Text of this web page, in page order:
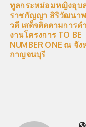
ทูลกระหม่อมหญิงอุบ
ราชกัญญา สิริวัฒนา
วดี เสด็จติดตามการด
งานโครงการ TO BE
NUMBER ONE ณ จัง
กาญจนบุรี